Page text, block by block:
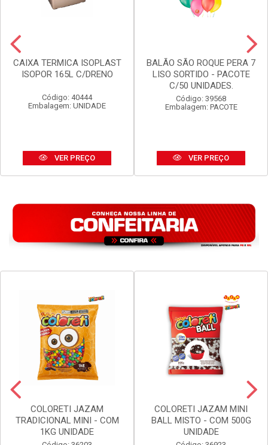
CAIXA TERMICA ISOPLAST
ISOPOR 165L C/DRENO
Código: 40444
Embalagem: UNIDADE
VER PREÇO
BALÃO SÃO ROQUE PERA 7
LISO SORTIDO - PACOTE
C/50 UNIDADES.
Código: 39568
Embalagem: PACOTE
VER PREÇO
COLORETI JAZAM
TRADICIONAL MINI - COM
1KG UNIDADE
COLORETI JAZAM MINI
BALL MISTO - COM 500G
UNIDADE